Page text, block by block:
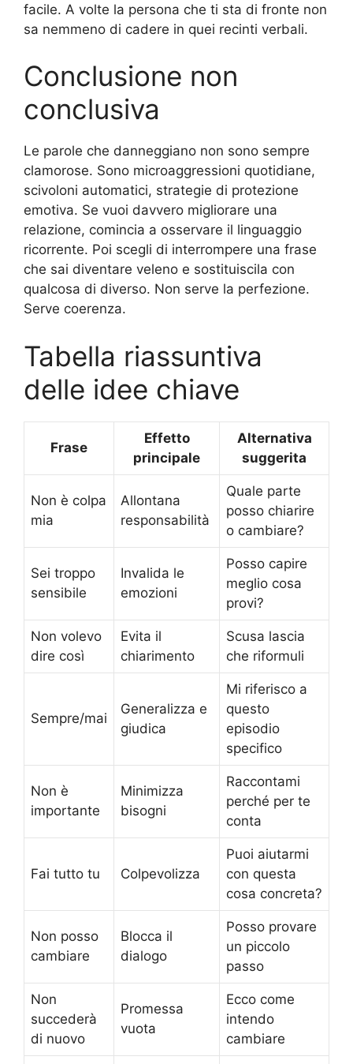
facile. A volte la persona che ti sta di fronte non
sa nemmeno di cadere in quei recinti verbali.
Conclusione non
conclusiva
Le parole che danneggiano non sono sempre
clamorose. Sono microaggressioni quotidiane,
scivoloni automatici, strategie di protezione
emotiva. Se vuoi davvero migliorare una
relazione, comincia a osservare il linguaggio
ricorrente. Poi scegli di interrompere una frase
che sai diventare veleno e sostituiscila con
qualcosa di diverso. Non serve la perfezione.
Serve coerenza.
Tabella riassuntiva
delle idee chiave
Frase
Effetto
principale
Alternativa
suggerita
Non è colpa
mia
Allontana
responsabilità
Quale parte
posso chiarire
o cambiare?
Sei troppo
sensibile
Invalida le
emozioni
Posso capire
meglio cosa
provi?
Non volevo
dire così
Evita il
chiarimento
Scusa lascia
che riformuli
Sempre/mai
Generalizza e
giudica
Mi riferisco a
questo
episodio
specifico
Non è
importante
Minimizza
bisogni
Raccontami
perché per te
conta
Fai tutto tu Colpevolizza
Puoi aiutarmi
con questa
cosa concreta?
Non posso
cambiare
Blocca il
dialogo
Posso provare
un piccolo
passo
Non
succederà
di nuovo
Promessa
vuota
Ecco come
intendo
cambiare